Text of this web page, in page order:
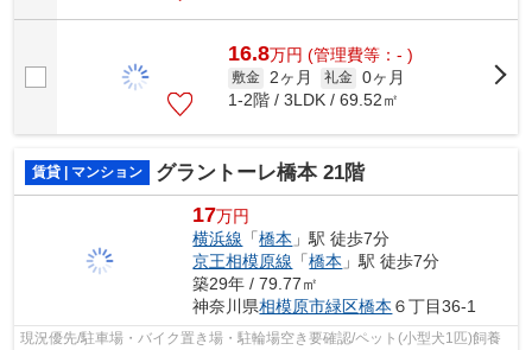
16.8万円 (管理費等：- )
敷金 2ヶ月 礼金 0ヶ月
1-2階 / 3LDK / 69.52㎡
賃貸 | マンション グラントーレ橋本 21階
17万円
横浜線 「橋本 」駅 徒歩7分
京王相模原線 「橋本 」駅 徒歩7分
築29年 / 79.77㎡
神奈川県相模原市緑区橋本 ６丁目36-1
現況優先/駐車場・バイク置き場・駐輪場空き要確認/ペット(小型犬1匹)飼養